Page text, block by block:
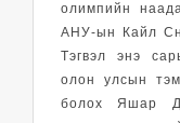
олимпийн
АНУ-ын Кайл
Тэгвэл энэ
олон улсын
болох Яшар